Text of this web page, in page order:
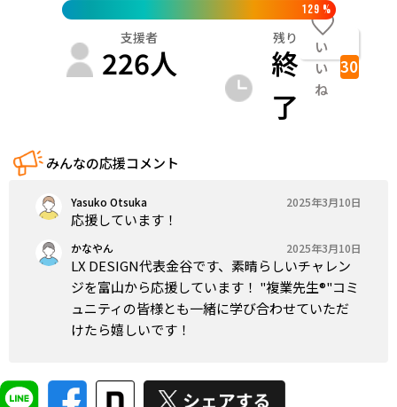
129 %
支援者
226人
残り
終
了
い
い
ね
30
みんなの応援コメント
Yasuko Otsuka 2025年3月10日
応援しています！
かなやん 2025年3月10日
LX DESIGN代表金谷です、素晴らしいチャレン
ジを富山から応援しています！ "複業先生®︎"コミ
ュニティの皆様とも一緒に学び合わせていただ
けたら嬉しいです！